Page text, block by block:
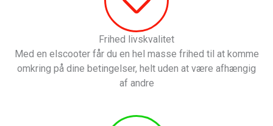
Frihed livskvalitet
Med en elscooter får du en hel masse frihed til at komme
omkring på dine betingelser, helt uden at være afhængig
af andre